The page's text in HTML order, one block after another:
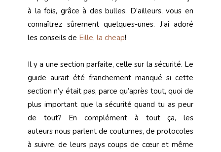
à la fois, grâce à des bulles. D’ailleurs, vous en
connaîtrez sûrement quelques-unes. J’ai adoré
les conseils de Eille, la cheap!
Il y a une section parfaite, celle sur la sécurité. Le
guide aurait été franchement manqué si cette
section n’y était pas, parce qu’après tout, quoi de
plus important que la sécurité quand tu as peur
de tout? En complément à tout ça, les
auteurs nous parlent de coutumes, de protocoles
à suivre, de leurs pays coups de cœur et même